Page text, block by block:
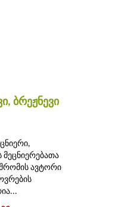
ბრეჟნევი
ავტორი